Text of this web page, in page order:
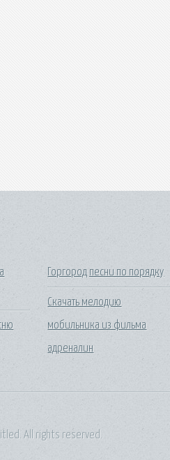
Горгород песни по порядку
Скачать мелодию
мобильника из фильма
адреналин
All rights reserved.